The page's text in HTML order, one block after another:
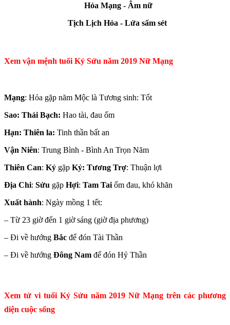
Hỏa Mạng - Âm nữ
Tịch Lịch Hỏa - Lửa sấm sét
Xem vận mệnh tuổi Kỷ Sửu năm 2019 Nữ Mạng
Mạng: Hỏa gặp năm Mộc là Tương sinh: Tốt
Sao: Thái Bạch: Hao tài, đau ốm
Hạn: Thiên la: Tinh thần bất an
Vận Niên: Trung Bình - Bình An Trọn Năm
Thiên Can: Kỷ gặp Kỷ: Tương Trợ: Thuận lợi
Địa Chi: Sửu gặp Hợi: Tam Tai ốm đau, khó khăn
Xuất hành: Ngày mồng 1 tết:
– Từ 23 giờ đến 1 giờ sáng (giờ địa phương)
– Đi về hướng Bắc để đón Tài Thần
– Đi về hướng Đông Nam để đón Hỷ Thần
Xem tử vi tuổi Kỷ Sửu năm 2019 Nữ Mạng trên các phương
diện cuộc sống